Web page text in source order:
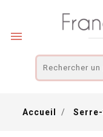

Accueil Serre-